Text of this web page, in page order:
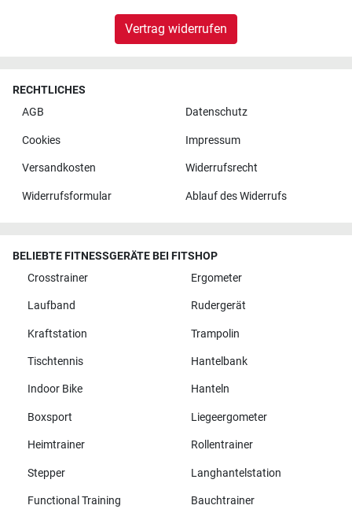
Vertrag widerrufen
RECHTLICHES
AGB
Datenschutz
Cookies Impressum
Versandkosten Widerrufsrecht
Widerrufsformular Ablauf des Widerrufs
BELIEBTE FITNESSGERÄTE BEI FITSHOP
Crosstrainer
Ergometer
Laufband Rudergerät
Kraftstation Trampolin
Tischtennis Hantelbank
Indoor Bike Hanteln
Boxsport Liegeergometer
Heimtrainer Rollentrainer
Stepper Langhantelstation
Functional Training Bauchtrainer